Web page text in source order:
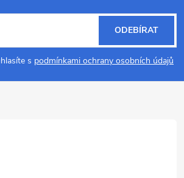
s podmínkami ochrany osobních údajů
ODEBÍRAT